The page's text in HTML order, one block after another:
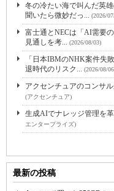
冬の冷たい海で叫んだ英
聞いたら微妙だっ... (2026/
富士通とNECは「AI需要
見通しを考... (2026/08/03)
「日本IBMのNHK案件失
退時代のリスク... (2026/08/
アクセンチュアのコンサ
(アクセンチュア)
生成AIでナレッジ管理を
エンタープライズ)
最新の投稿